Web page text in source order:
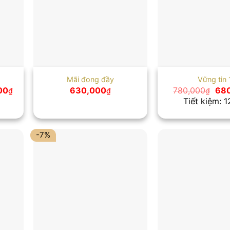
₫Giá
là:
1,100,000₫.
Mãi đong đầy
630,000₫
Vững tin
780,000₫ Giá
gốc
là:
Tiết kiệm:
-7%